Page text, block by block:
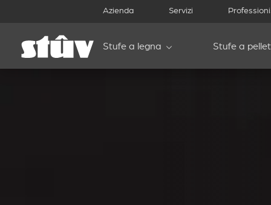
Azienda Servizi
Stufe a legna Stufe a pellet